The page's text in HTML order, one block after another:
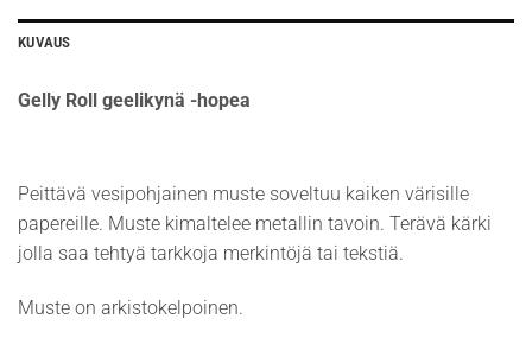
KUVAUS
Gelly Roll geelikynä -hopea
Peittävä vesipohjainen muste soveltuu kaiken värisille
papereille. Muste kimaltelee metallin tavoin. Terävä kärki
jolla saa tehtyä tarkkoja merkintöjä tai tekstiä.
Muste on arkistokelpoinen.